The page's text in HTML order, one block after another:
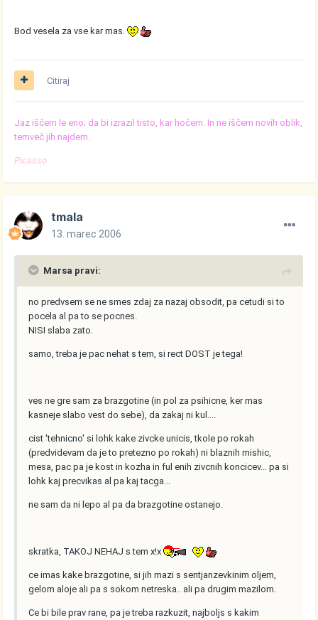
Bod vesela za vse kar mas.
Citiraj
Jaz iščem le eno; da bi izrazil tisto, kar hočem. In ne iščem novih oblik,
temveč jih najdem.
Picasso
tmala
13. marec 2006
Marsa pravi:
no predvsem se ne smes zdaj za nazaj obsodit, pa cetudi si to
pocela al pa to se pocnes.
NISI slaba zato.
samo, treba je pac nehat s tem, si rect DOST je tega!
ves ne gre sam za brazgotine (in pol za psihicne, ker mas
kasneje slabo vest do sebe), da zakaj ni kul....
cist 'tehnicno' si lohk kake zivcke unicis, tkole po rokah
(predvidevam da je to pretezno po rokah) ni blaznih mishic,
mesa, pac pa je kost in kozha in ful enih zivcnih koncicev... pa si
lohk kaj precvikas al pa kaj tacga...
ne sam da ni lepo al pa da brazgotine ostanejo.
skratka, TAKOJ NEHAJ s tem x!x
ce imas kake brazgotine, si jih mazi s sentjanzevkinim oljem,
gelom aloje ali pa s sokom netreska.. ali pa drugim mazilom.
Ce bi bile prav rane, pa je treba razkuzit, najboljs s kakim